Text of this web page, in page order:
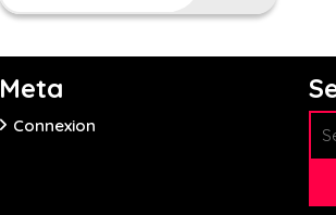
Meta
Connexion